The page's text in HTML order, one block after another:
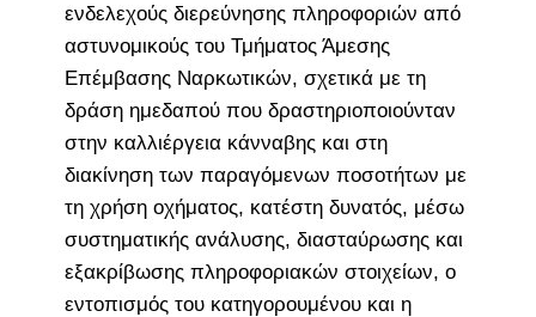
ενδελεχούς διερεύνησης πληροφοριών από
αστυνομικούς του Τμήματος Άμεσης
Επέμβασης Ναρκωτικών, σχετικά με τη
δράση ημεδαπού που δραστηριοποιούνταν
στην καλλιέργεια κάνναβης και στη
διακίνηση των παραγόμενων ποσοτήτων με
τη χρήση οχήματος, κατέστη δυνατός, μέσω
συστηματικής ανάλυσης, διασταύρωσης και
εξακρίβωσης πληροφοριακών στοιχείων, ο
εντοπισμός του κατηγορουμένου και η